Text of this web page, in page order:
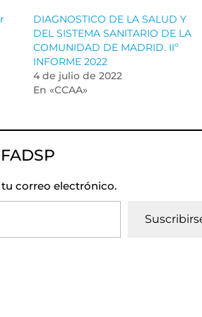
DIAGNOSTICO DE LA SALUD Y
DEL SISTEMA SANITARIO DE LA
COMUNIDAD DE MADRID. IIº
INFORME 2022
4 de julio de 2022
En «CCAA»
correo electrónico.